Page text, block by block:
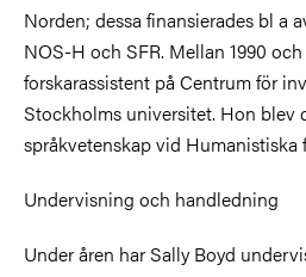
Norden; dessa finansierades bl a
NOS-H och SFR. Mellan 1990 och
forskarassistent på Centrum för
Stockholms universitet. Hon blev
språkvetenskap vid Humanistiska
Undervisning och handledning
Under åren har Sally Boyd